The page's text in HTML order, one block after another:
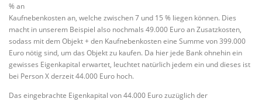
% an
Kaufnebenkosten an, welche zwischen 7 und 15 % liegen können. Dies
macht in unserem Beispiel also nochmals 49.000 Euro an Zusatzkosten,
sodass mit dem Objekt + den Kaufnebenkosten eine Summe von 399.000
Euro nötig sind, um das Objekt zu kaufen. Da hier jede Bank ohnehin ein
gewisses Eigenkapital erwartet, leuchtet natürlich jedem ein und dieses ist
bei Person X derzeit 44.000 Euro hoch.
Das eingebrachte Eigenkapital von 44.000 Euro zuzüglich der